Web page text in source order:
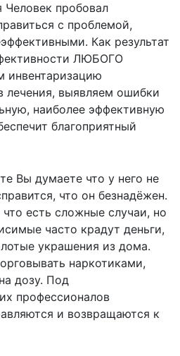
Человек пробовал
с проблемой,
Как результат
ЛЮБОГО
инвентаризацию
лечения, выявляем ошибки
наиболее эффективную
благоприятный
Вы думаете что у него не
что он безнадёжен.
есть сложные случаи, но
часто крадут деньги,
украшения из дома.
наркотиками,
дозу. Под
профессионалов
и возвращаются к